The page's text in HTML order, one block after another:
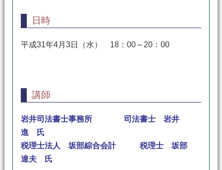
日時
平成31年4月3日（水） 18：00～20：00
講師
岩井司法書士事務所 司法書士 岩井
進 氏
税理士法人 坂部綜合会計 税理士 坂部
達夫
氏